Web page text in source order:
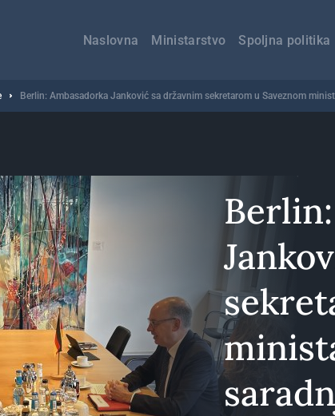
навигација
Naslovna Ministarstvo Spoljna politika
Berlin: Ambasadorka Janković sa državnim sekretarom u Saveznom